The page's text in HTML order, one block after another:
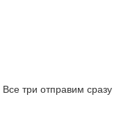
три отправим сразу